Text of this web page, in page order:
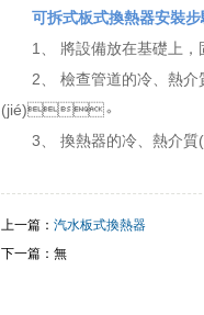
可拆式板式換熱器安裝步
1、 將設備放在基礎上
2、 檢查管道的冷、熱
(jié)。
3、 換熱器的冷、
上一篇： 汽水板式換熱器
下一篇：無